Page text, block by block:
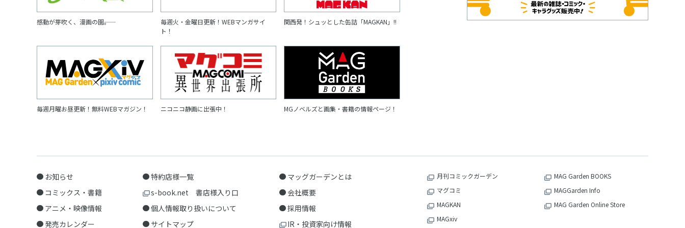
感動が芽吹く、漫画の園――。
毎週火・金曜日更新！WEBマンガサイ
ト！
関西発！シュッとした缶詰「MAGKAN」!!
毎週月曜お昼更新！無料WEBマガジン！ ニコニコ静画に出張中！ MGノベルズと画集・書籍の情報ページ！
お知らせ
コミックス・書籍
アニメ・映像情報
発売カレンダー
特約店様一覧
s-book.net 書店様入り口
個人情報取り扱いについて
サイトマップ
マッグガーデンとは
会社概要
採用情報
IR・投資家向け情報
月刊コミックガーデン
マグコミ
MAGKAN
MAGxiv
MAG Garden BOOKS
MAGGarden Info
MAG Garden Online Store